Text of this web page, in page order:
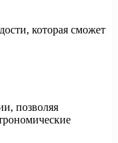
которая сможет
позволяя